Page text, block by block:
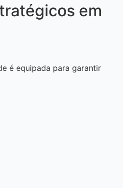
em
é equipada para garantir